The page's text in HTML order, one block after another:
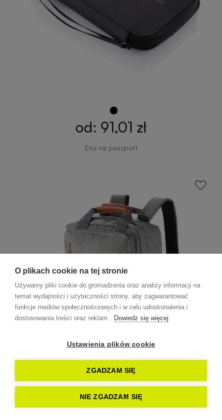
O plikach cookie na tej stronie
Używamy pliki cookie do gromadzenia oraz analizy informacji na
temat wydajności i użyteczności strony, aby zagwarantować
funkcje mediów społecznościowych i w celu udoskonalenia i
dostosowania treści oraz reklam.
Dowiedz się więcej
Ustawienia plików cookie
ZGADZAM SIĘ
NIE ZGADZAM SIĘ
od: 91,01 zł
Etui na paszport
od: 72,65 zł